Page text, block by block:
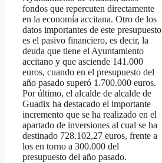
fondos que repercuten directamente
en la economía accitana. Otro de los
datos importantes de este presupuesto
es el pasivo financiero, es decir, la
deuda que tiene el Ayuntamiento
accitano y que asciende 141.000
euros, cuando en el presupuesto del
año pasado superó 1.700.000 euros.
Por último, el alcalde de alcalde de
Guadix ha destacado el importante
incremento que se ha realizado en el
apartado de inversiones al cual se ha
destinado 728.102,27 euros, frente a
los en torno a 300.000 del
presupuesto del año pasado.